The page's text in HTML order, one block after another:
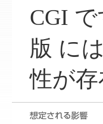
CGI で
版 に
性が存